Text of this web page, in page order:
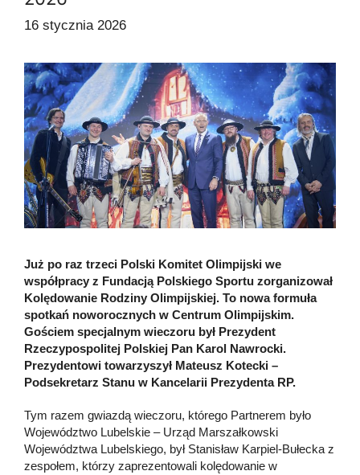
16 stycznia 2026
Już po raz trzeci Polski Komitet Olimpijski we
współpracy z Fundacją Polskiego Sportu zorganizował
Kolędowanie Rodziny Olimpijskiej. To nowa formuła
spotkań noworocznych w Centrum Olimpijskim.
Gościem specjalnym wieczoru był Prezydent
Rzeczypospolitej Polskiej Pan Karol Nawrocki.
Prezydentowi towarzyszył Mateusz Kotecki –
Podsekretarz Stanu w Kancelarii Prezydenta RP.
Tym razem gwiazdą wieczoru, którego Partnerem było
Województwo Lubelskie – Urząd Marszałkowski
Województwa Lubelskiego, był Stanisław Karpiel-Bułecka z
zespołem, którzy zaprezentowali kolędowanie w